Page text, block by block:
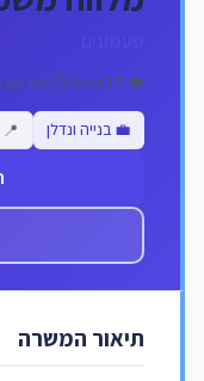
👁️ 17 צפיות 🕐 פורסם 08/07/2026
💼 בנייה ונדלן
תיאור המשרה